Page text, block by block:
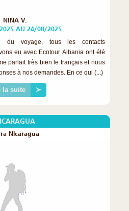
NINA V.
AU 24/08/2025
du voyage, tous les contacts
eu avec Ecotour Albania ont été
parlait très bien le français et nous
à nos demandes. En ce qui (...)
la suite ≻
Nicaragua